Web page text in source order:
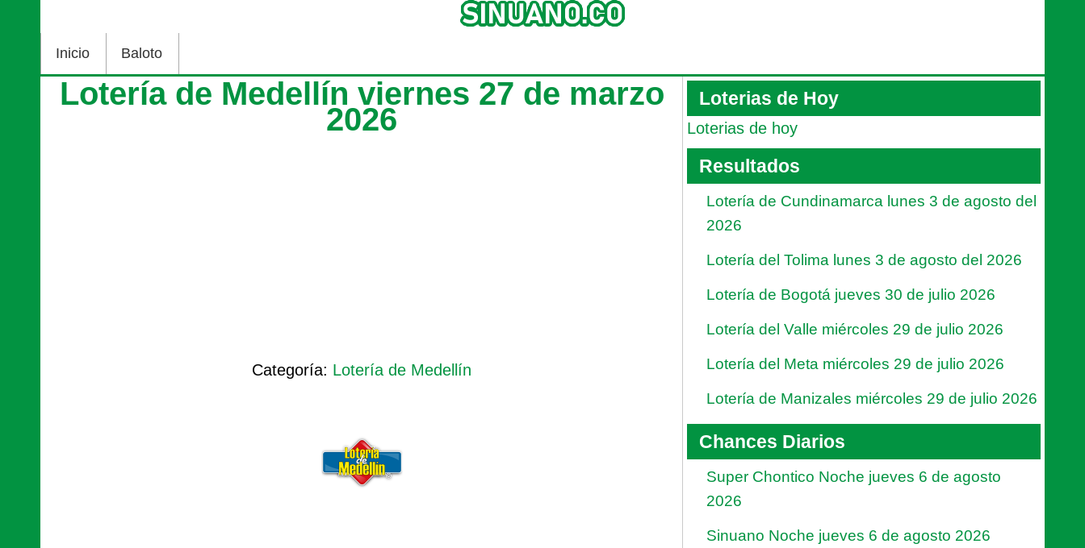
Inicio Baloto
Lotería de Medellín viernes 27 de marzo
2026
Categoría: Lotería de Medellín
Loterias de Hoy
Loterias de hoy
Resultados
Lotería de Cundinamarca lunes 3 de agosto del
2026
Lotería del Tolima lunes 3 de agosto del 2026
Lotería de Bogotá jueves 30 de julio 2026
Lotería del Valle miércoles 29 de julio 2026
Lotería del Meta miércoles 29 de julio 2026
Lotería de Manizales miércoles 29 de julio 2026
Chances Diarios
Super Chontico Noche jueves 6 de agosto
2026
Sinuano Noche jueves 6 de agosto 2026